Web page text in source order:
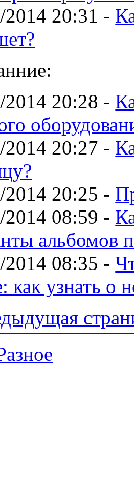
20:31 -
20:28 -
2014 20:27 -
20:25 -
08:59 -
альбомов
08:35 -
как узнать о